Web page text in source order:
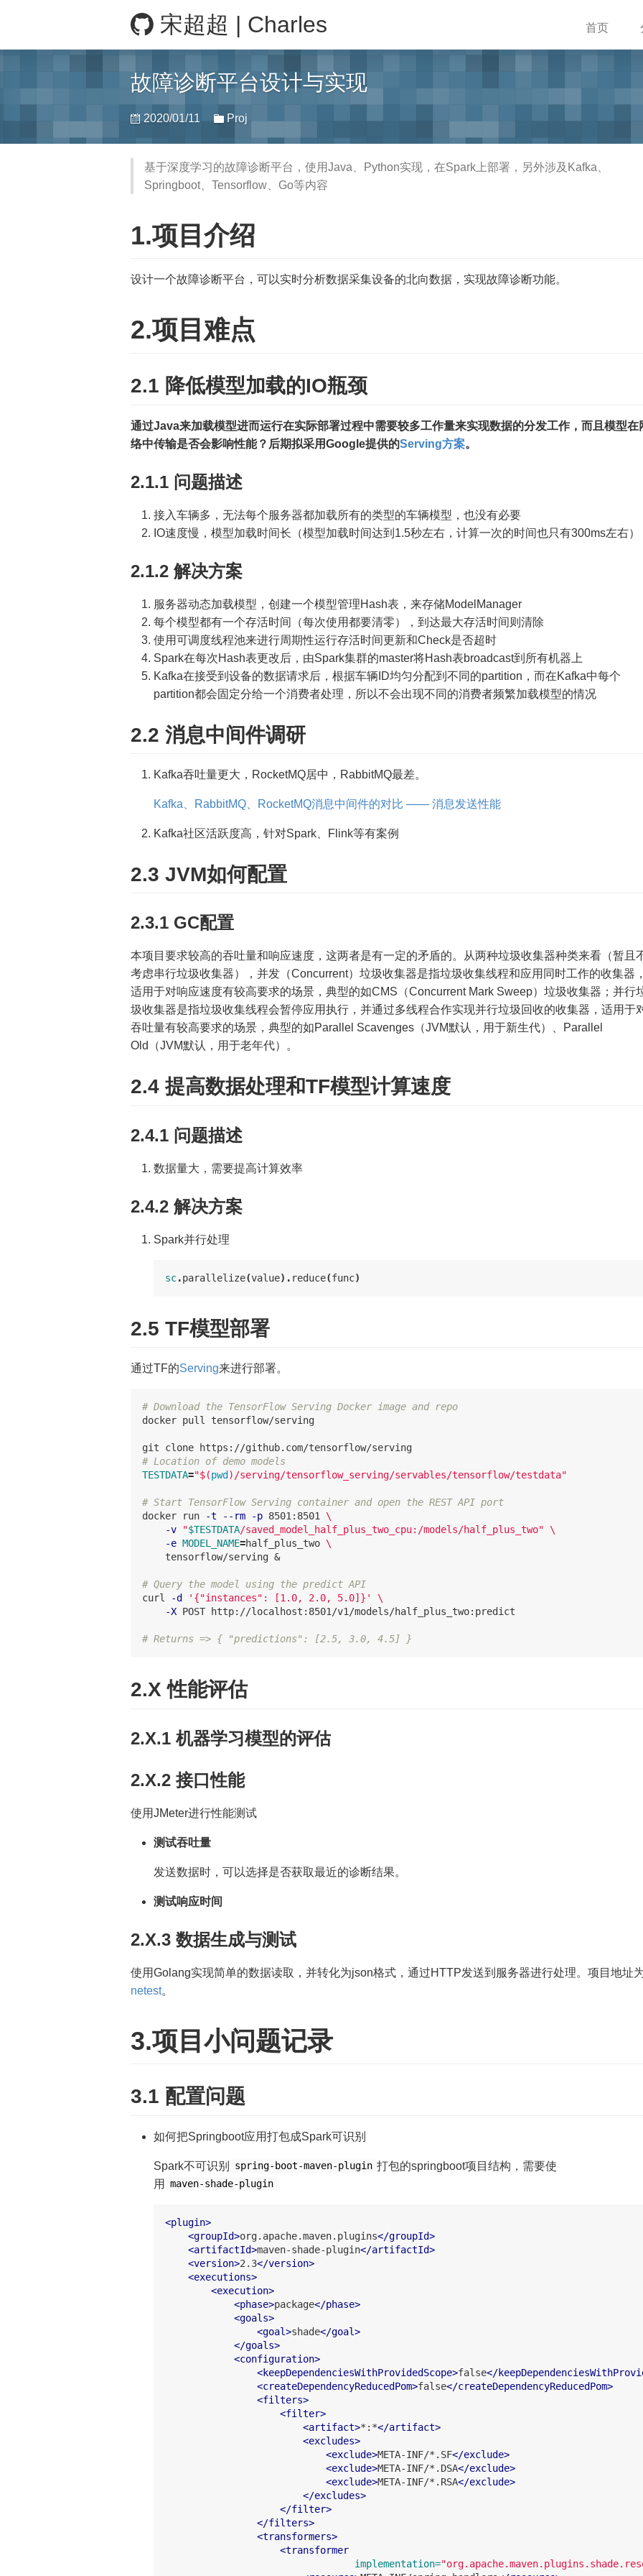
宋超超 | Charles 首页
故障诊断平台设计与实现
2020/01/11 Proj
基于深度学习的故障诊断平台，使用Java、Python实现，在Spark上部署，另外涉及Kafka、
Springboot、Tensorflow、Go等内容
1.项目介绍
设计一个故障诊断平台，可以实时分析数据采集设备的北向数据，实现故障诊断功能。
2.项目难点
2.1 降低模型加载的IO瓶颈
通过Java来加载模型进而运行在实际部署过程中需要较多工作量来实现数据的分发工作，而且模型在
络中传输是否会影响性能？后期拟采用Google提供的Serving方案。
2.1.1 问题描述
接入车辆多，无法每个服务器都加载所有的类型的车辆模型，也没有必要
IO速度慢，模型加载时间长（模型加载时间达到1.5秒左右，计算一次的时间也只有300ms左右）
2.1.2 解决方案
服务器动态加载模型，创建一个模型管理Hash表，来存储ModelManager
每个模型都有一个存活时间（每次使用都要清零），到达最大存活时间则清除
使用可调度线程池来进行周期性运行存活时间更新和Check是否超时
Spark在每次Hash表更改后，由Spark集群的master将Hash表broadcast到所有机器上
Kafka在接受到设备的数据请求后，根据车辆ID均匀分配到不同的partition，而在Kafka中每个
partition都会固定分给一个消费者处理，所以不会出现不同的消费者频繁加载模型的情况
2.2 消息中间件调研
Kafka吞吐量更大，RocketMQ居中，RabbitMQ最差。
Kafka、RabbitMQ、RocketMQ消息中间件的对比 —— 消息发送性能
Kafka社区活跃度高，针对Spark、Flink等有案例
2.3 JVM如何配置
2.3.1 GC配置
本项目要求较高的吞吐量和响应速度，这两者是有一定的矛盾的。从两种垃圾收集器种类来看（暂且
考虑串行垃圾收集器），并发（Concurrent）垃圾收集器是指垃圾收集线程和应用同时工作的收集器，
适用于对响应速度有较高要求的场景，典型的如CMS（Concurrent Mark Sweep）垃圾收集器；并行
圾收集器是指垃圾收集线程会暂停应用执行，并通过多线程合作实现并行垃圾回收的收集器，适用于
吞吐量有较高要求的场景，典型的如Parallel Scavenges（JVM默认，用于新生代）、Parallel
Old（JVM默认，用于老年代）。
2.4 提高数据处理和TF模型计算速度
2.4.1 问题描述
数据量大，需要提高计算效率
2.4.2 解决方案
Spark并行处理
sc.parallelize(value). reduce(func)
2.5 TF模型部署
通过TF的Serving来进行部署。
# Download the TensorFlow Serving Docker image and repo
docker pull tensorflow/serving
# Location of demo models
TESTDATA="$(pwd ) /serving/tensorflow_serving/servables/tensorflow/testdata"
# Start TensorFlow Serving container and open the REST API port
docker run
-t --rm -p 8501:8501 \
-v
"$TESTDATA/saved_model_half_plus_two_cpu:/models/half_plus_two" \
-e MODEL_NAME=half_plus_two \
    tensorflow/serving &
# Query the model using the predict API
curl
-d '{"instances": [1.0, 2.0, 5.0]}'
\
-X POST http://localhost:8501/v1/models/half_plus_two:predict
# Returns => { "predictions": [2.5, 3.0, 4.5] }
2.X 性能评估
2.X.1 机器学习模型的评估
2.X.2 接口性能
使用JMeter进行性能测试
测试吞吐量
发送数据时，可以选择是否获取最近的诊断结果。
测试响应时间
2.X.3 数据生成与测试
使用Golang实现简单的数据读取，并转化为json格式，通过HTTP发送到服务器进行处理。项目地址
netest。
3.项目小问题记录
3.1 配置问题
如何把Springboot应用打包成Spark可识别
Spark不可识别 spring-boot-maven-plugin 打包的springboot项目结构，需要使
用
maven-shade-plugin
<plugin>
<groupId>org.apache.maven.plugins</groupId>
<artifactId>maven-shade-plugin</artifactId>
<version>2.3</version>
<executions>
<execution>
<phase>package</phase>
<goals>
<goal>shade</goal>
</goals>
<configuration>
<keepDependenciesWithProvidedScope>false</
<createDependencyReducedPom>false</createDependencyReducedPom>
<filters>
<filter>
<artifact>*:*</artifact>
<excludes>
<exclude>META-INF/*.SF</exclude>
<exclude>META-INF/*.DSA</exclude>
<exclude>META-INF/*.RSA</exclude>
</excludes>
</filter>
</filters>
<transformers>
<transformer
implementation=